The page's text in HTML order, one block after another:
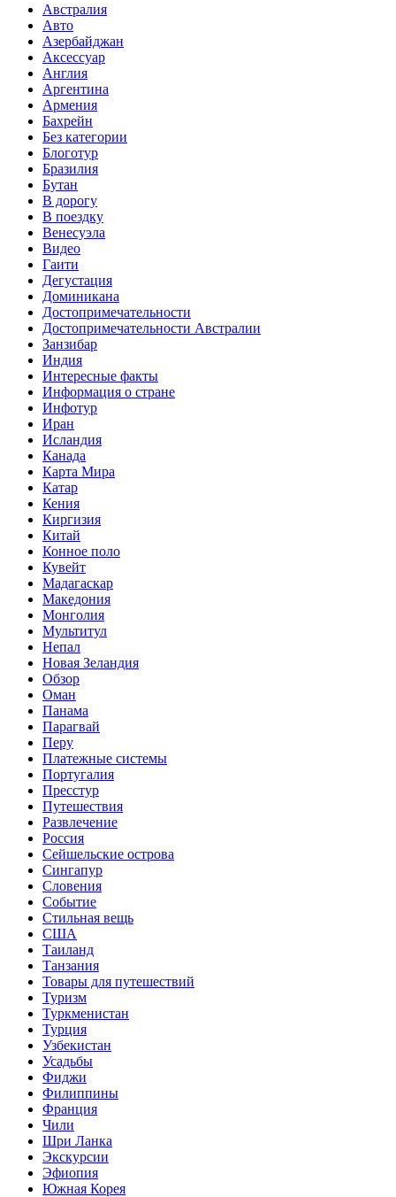
Австралия
Авто
Азербайджан
Аксессуар
Англия
Аргентина
Армения
Бахрейн
Без категории
Блоготур
Бразилия
Бутан
В дорогу
В поездку
Венесуэла
Видео
Гаити
Дегустация
Доминикана
Достопримечательности
Достопримечательности Австралии
Занзибар
Индия
Интересные факты
Информация о стране
Инфотур
Иран
Исландия
Канада
Карта Мира
Катар
Кения
Киргизия
Китай
Конное поло
Кувейт
Мадагаскар
Македония
Монголия
Мультитул
Непал
Новая Зеландия
Обзор
Оман
Панама
Парагвай
Перу
Платежные системы
Португалия
Пресстур
Путешествия
Развлечение
Россия
Сейшельские острова
Сингапур
Словения
Событие
Стильная вещь
США
Таиланд
Танзания
Товары для путешествий
Туризм
Туркменистан
Турция
Узбекистан
Усадьбы
Фиджи
Филиппины
Франция
Чили
Шри Ланка
Экскурсии
Эфиопия
Южная Корея